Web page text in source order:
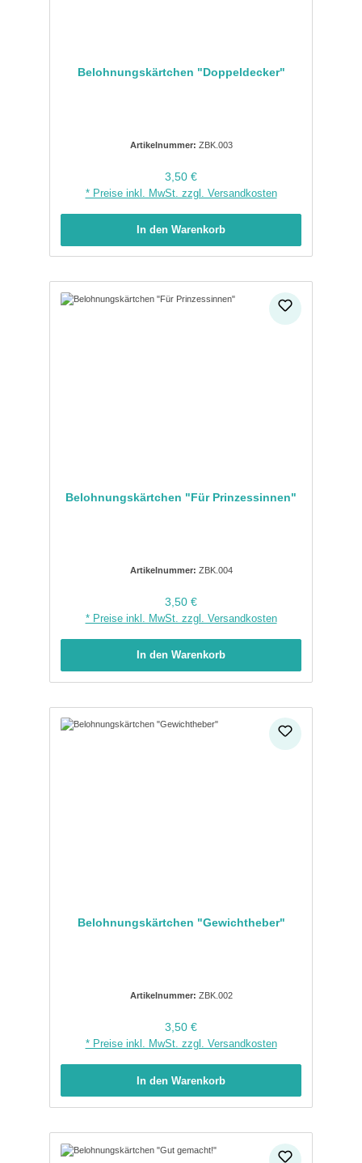
Belohnungskärtchen "Doppeldecker"
Artikelnummer: ZBK.003
Regulärer Preis:
3,50 €
* Preise inkl. MwSt. zzgl. Versandkosten
In den Warenkorb
Belohnungskärtchen "Für Prinzessinnen"
Artikelnummer: ZBK.004
Regulärer Preis:
3,50 €
* Preise inkl. MwSt. zzgl. Versandkosten
In den Warenkorb
Belohnungskärtchen "Gewichtheber"
Artikelnummer: ZBK.002
Regulärer Preis:
3,50 €
* Preise inkl. MwSt. zzgl. Versandkosten
In den Warenkorb